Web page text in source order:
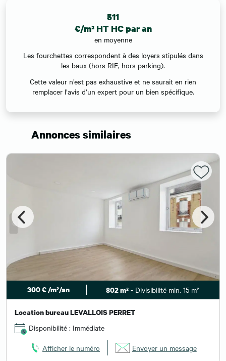
511
€/m² HT HC par an
en moyenne
Les fourchettes correspondent à des loyers stipulés dans
les baux (hors RIE, hors parking).
Cette valeur n’est pas exhaustive et ne saurait en rien
remplacer l’avis d’un expert pour un bien spécifique.
Annonces similaires
300 € /m²/an 802 m² - Divisibilité min. 15 m²
Location bureau LEVALLOIS PERRET
Disponibilité : Immédiate
Afficher le numéro Envoyer un message